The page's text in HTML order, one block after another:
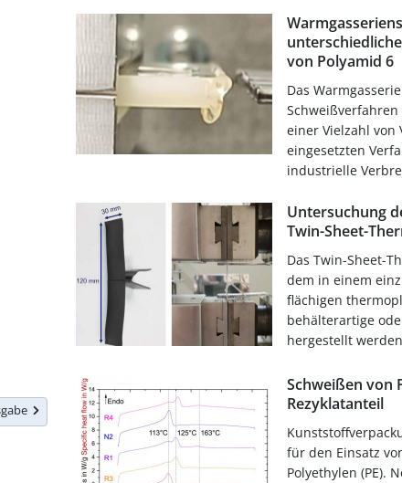
von Polyamid 6
Das
einer Vielzahl von
eingesetzten
industrielle
Untersuchung
Twin-Sheet-
Das Twin-Sheet-
dem in einem
flächigen
behälterartige
hergestellt
Schweißen von
Rezyklatanteil
für den Einsatz
Polyethylen (PE).